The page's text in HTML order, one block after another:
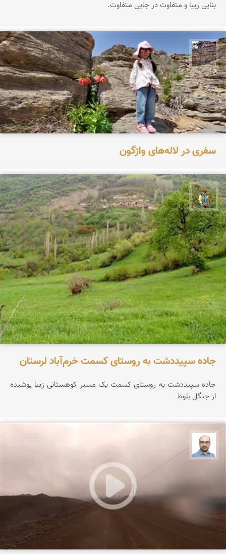
بنایی زیبا و متفاوت در جایی متفاوت.
محمد ناصری فرد
سفری در لاله‌های واژگون
اسفندیار خدایی
جاده سپیددشت به روستای کسمت خرم‌آباد لرستان
جاده سپیددشت به روستای کسمت یک مسیر کوهستانی زیبا پوشیده
از جنگل بلوط